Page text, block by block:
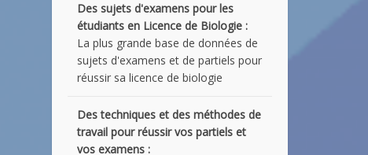
Des sujets d'examens pour les
étudiants en Licence de Biologie :
La plus grande base de données de
sujets d'examens et de partiels pour
réussir sa licence de biologie
Des techniques et des méthodes de
travail pour réussir vos partiels et
vos examens :